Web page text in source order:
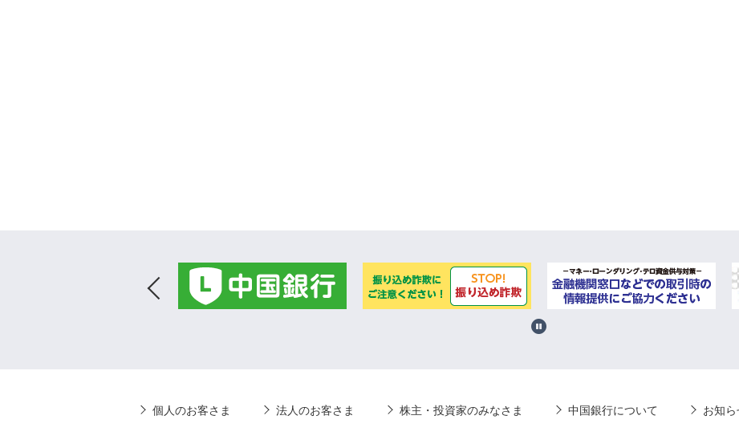
個人のお客さま 法人のお客さま 株主・投資家のみなさま 中国銀行について お知